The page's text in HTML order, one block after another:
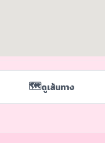
🗺️ดูเส้นทาง